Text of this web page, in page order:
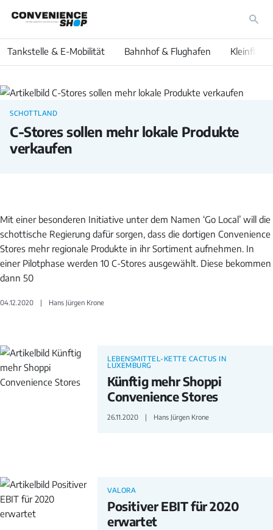
Tankstelle & E-Mobilität Bahnhof & Flughafen
International
SCHOTTLAND
C-Stores sollen mehr lokale Produkte
verkaufen
Mit einer besonderen Initiative unter dem Namen ‘Go Local’ will die
schottische Regierung dafür sorgen, dass die dortigen Convenience
Stores mehr regionale Produkte in ihr Sortiment aufnehmen. In
einer Pilotphase werden 10 C-Stores ausgewählt. Diese bekommen
dann 50
04.12.2020 Hans Jürgen Krone
LEBENSMITTEL-KETTE CACTUS IN
LUXEMBURG
Künftig mehr Shoppi
Convenience Stores
26.11.2020 Hans Jürgen Krone
VALORA
Positiver EBIT für 2020
erwartet